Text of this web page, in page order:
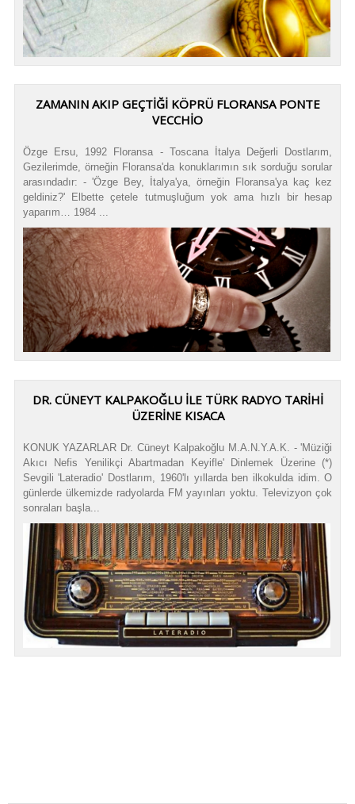
ZAMANIN AKIP GEÇTIĞI KÖPRÜ FLORANSA PONTE
VECCHIO
Özge Ersu, 1992 Floransa - Toscana İtalya Değerli Dostlarım,
Gezilerimde, örneğin Floransa'da konuklarımın sık sorduğu sorular
arasındadır: - 'Özge Bey, İtalya'ya, örneğin Floransa'ya kaç kez
geldiniz?' Elbette çetele tutmuşluğum yok ama hızlı bir hesap
yaparım… 1984 ...
DR. CÜNEYT KALPAKOĞLU İLE TÜRK RADYO TARIHI
ÜZERINE KISACA
KONUK YAZARLAR Dr. Cüneyt Kalpakoğlu M.A.N.Y.A.K. - 'Müziği
Akıcı Nefis Yenilikçi Abartmadan Keyifle' Dinlemek Üzerine (*)
Sevgili 'Lateradio' Dostlarım, 1960'lı yıllarda ben ilkokulda idim. O
günlerde ülkemizde radyolarda FM yayınları yoktu. Televizyon çok
sonraları başla...